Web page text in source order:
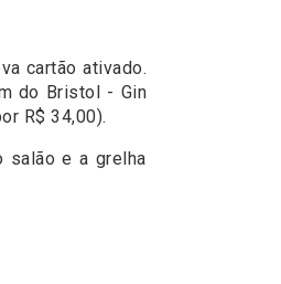
cartão ativado.
do Bristol - Gin
R$ 34,00).
salão e a grelha